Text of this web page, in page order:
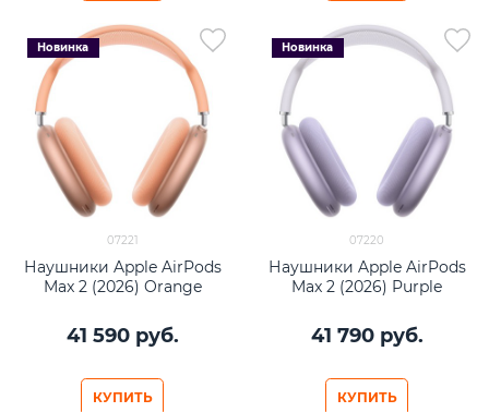
Новинка
07221
Наушники Apple AirPods
Max 2 (2026) Orange
41 590 руб.
КУПИТЬ
Новинка
07220
Наушники Apple AirPods
Max 2 (2026) Purple
41 790 руб.
КУПИТЬ